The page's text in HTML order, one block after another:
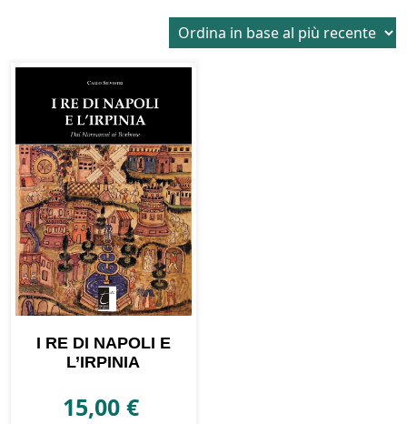
I RE DI NAPOLI E
L’IRPINIA
15,00€